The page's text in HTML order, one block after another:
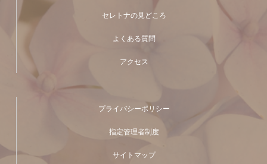
セレトナの見どころ
よくある質問
アクセス
プライバシーポリシー
指定管理者制度
サイトマップ